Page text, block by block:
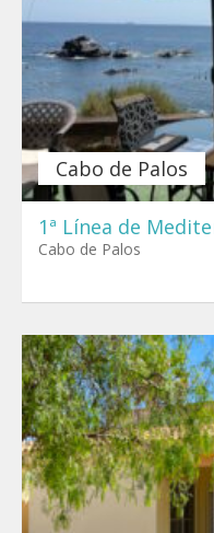
Cabo de Palos
1ª Línea de
Cabo de Palos